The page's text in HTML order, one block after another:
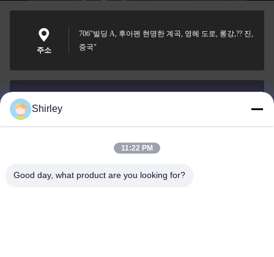
주소
706"빌딩 A, 후아펜 현명한 계곡, 영헤 도로, 롱강,?? 진,
중국"
0086-18148506772
Shirley
11:22 PM
Good day, what product are you looking for?